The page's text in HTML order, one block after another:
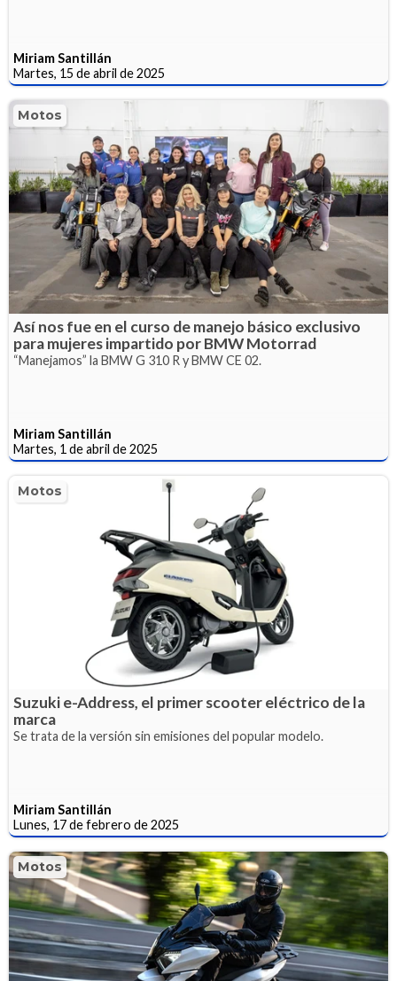
Miriam Santillán
Martes, 15 de abril de 2025
Motos
Así nos fue en el curso de manejo básico exclusivo
para mujeres impartido por BMW Motorrad
“Manejamos” la BMW G 310 R y BMW CE 02.
Miriam Santillán
Martes, 1 de abril de 2025
Motos
Suzuki e-Address, el primer scooter eléctrico de la
marca
Se trata de la versión sin emisiones del popular modelo.
Miriam Santillán
Lunes, 17 de febrero de 2025
Motos